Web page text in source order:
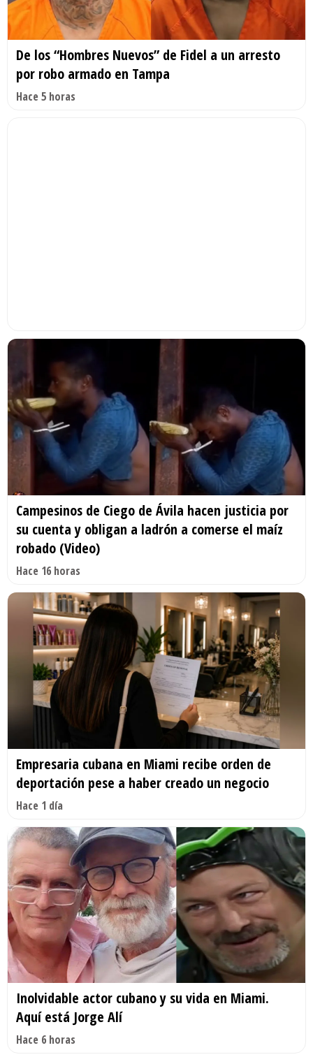
De los “Hombres Nuevos” de Fidel a un arresto
por robo armado en Tampa
Hace 5 horas
Campesinos de Ciego de Ávila hacen justicia por
su cuenta y obligan a ladrón a comerse el maíz
robado (Video)
Hace 16 horas
Empresaria cubana en Miami recibe orden de
deportación pese a haber creado un negocio
Hace 1 día
Inolvidable actor cubano y su vida en Miami.
Aquí está Jorge Alí
Hace 6 horas